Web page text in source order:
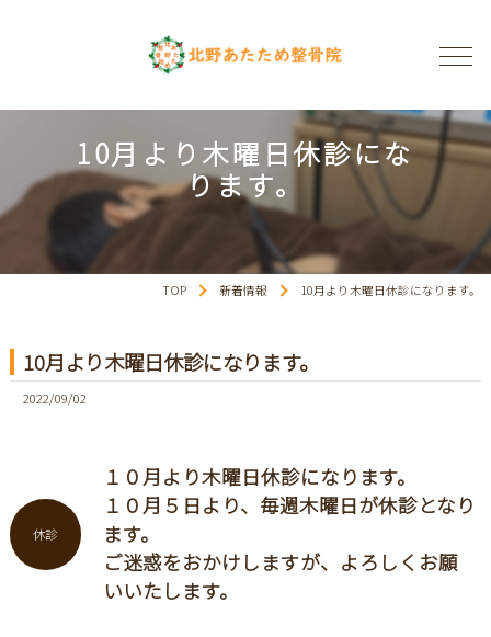
10月より木曜日休診にな
ります。
TOP 新着情報 10月より木曜日休診になります。
10月より木曜日休診になります。
2022/09/02
１０月より木曜日休診になります。
１０月５日より、毎週木曜日が休診となり
ます。
ご迷惑をおかけしますが、よろしくお願
いいたします。
休診